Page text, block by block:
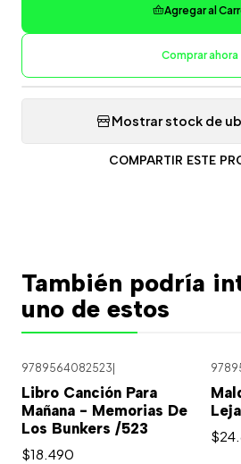
Agregar al
Comprar ahora
Mostrar stock de
COMPARTIR ESTE
También podría
uno de estos
9789564082523
Libro Canción Para
Mañana - Memorias De
Los Bunkers /523
$18.490